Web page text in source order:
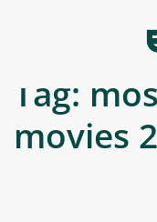
Tag:
movies